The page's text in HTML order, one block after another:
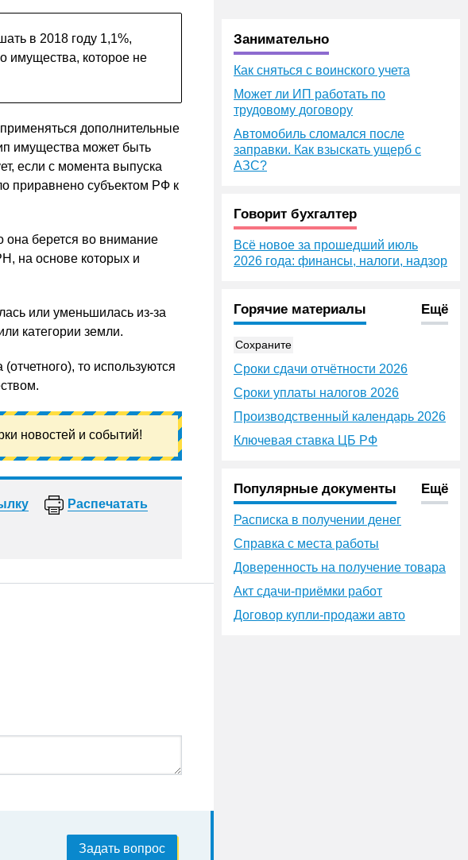
в 2018 году 1,1%,
имущества, которое не
дополнительные
имущества может быть
если с момента выпуска
приравнено субъектом РФ к
она берется во внимание
на основе которых и
или уменьшилась из-за
категории земли.
то используются
новостей и событий!
Распечатать
Задать вопрос
Занимательно
Как сняться с воинского учета
Может ли ИП работать по
трудовому договору
Автомобиль сломался после
заправки. Как взыскать ущерб с
АЗС?
Говорит бухгалтер
Всё новое за прошедший июль
2026 года: финансы, налоги, надзор
Горячие материалы Ещё
Сохраните
Сроки сдачи отчётности 2026
Сроки уплаты налогов 2026
Производственный календарь 2026
Ключевая ставка ЦБ РФ
Популярные документы Ещё
Расписка в получении денег
Справка с места работы
Доверенность на получение товара
Акт сдачи-приёмки работ
Договор купли-продажи авто